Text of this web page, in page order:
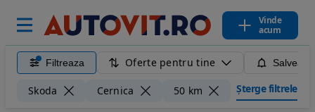
Vinde
acum
Filtreaza Oferte pentru tine
Skoda Cernica 50 km Șterge filtrele